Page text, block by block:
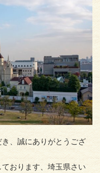
、誠にありがとうござ
おります、埼玉県さい